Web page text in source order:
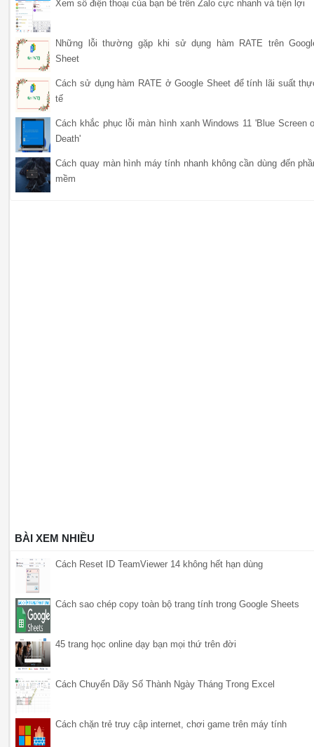
Xem số điện thoại của bạn bè trên Zalo cực nhanh và tiện lợi
Những lỗi thường gặp khi sử dụng hàm RATE trên
Sheet
Cách sử dụng hàm RATE ở Google Sheet để tính lãi suất
tế
Cách khắc phục lỗi màn hình xanh Windows 11 'Blue Screen
Death'
Cách quay màn hình máy tính nhanh không cần dùng đến
mềm
BÀI XEM NHIỀU
Cách Reset ID TeamViewer 14 không hết hạn dùng
Cách sao chép copy toàn bộ trang tính trong Google Sheets
45 trang học online dạy bạn mọi thứ trên đời
Cách Chuyển Dãy Số Thành Ngày Tháng Trong Excel
Cách chặn trẻ truy cập internet, chơi game trên máy tính